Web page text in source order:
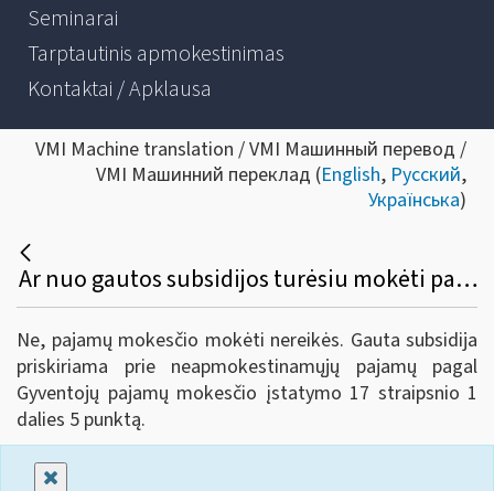
Seminarai
Tarptautinis apmokestinimas
Kontaktai / Apklausa
VMI Machine translation / VMI Машинный перевод /
VMI Машинний переклад (English, Русский,
Українська)
Ar nuo gautos subsidijos turėsiu mokėti pajamų mokestį?
Ne, pajamų mokesčio mokėti nereikės. Gauta subsidija
priskiriama prie neapmokestinamųjų pajamų pagal
Gyventojų pajamų mokesčio įstatymo 17 straipsnio 1
dalies 5 punktą.